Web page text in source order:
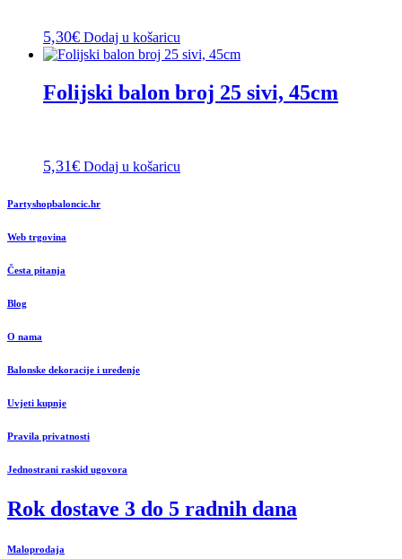
5,30€ Dodaj u košaricu
Folijski balon broj 25 sivi, 45cm
5,31€ Dodaj u košaricu
Partyshopbaloncic.hr
Web trgovina
Česta pitanja
Blog
O nama
Balonske dekoracije i uređenje
Uvjeti kupnje
Pravila privatnosti
Jednostrani raskid ugovora
Rok dostave 3 do 5 radnih dana
Maloprodaja